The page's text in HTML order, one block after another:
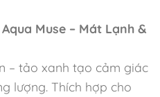
Muse – Mát Lạnh &
– tảo xanh tạo cảm giác
lượng. Thích hợp cho